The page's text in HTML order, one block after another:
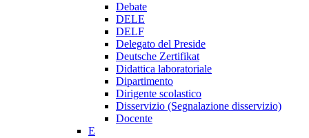
Debate
DELE
DELF
Delegato del Preside
Deutsche Zertifikat
Didattica laboratoriale
Dipartimento
Dirigente scolastico
Disservizio (Segnalazione disservizio)
Docente
E